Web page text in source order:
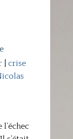
| crise